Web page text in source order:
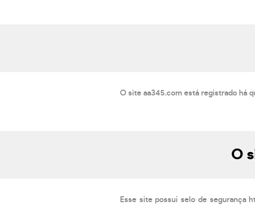
O site aa345.com está registrado há
O
Esse site possui selo de segurança